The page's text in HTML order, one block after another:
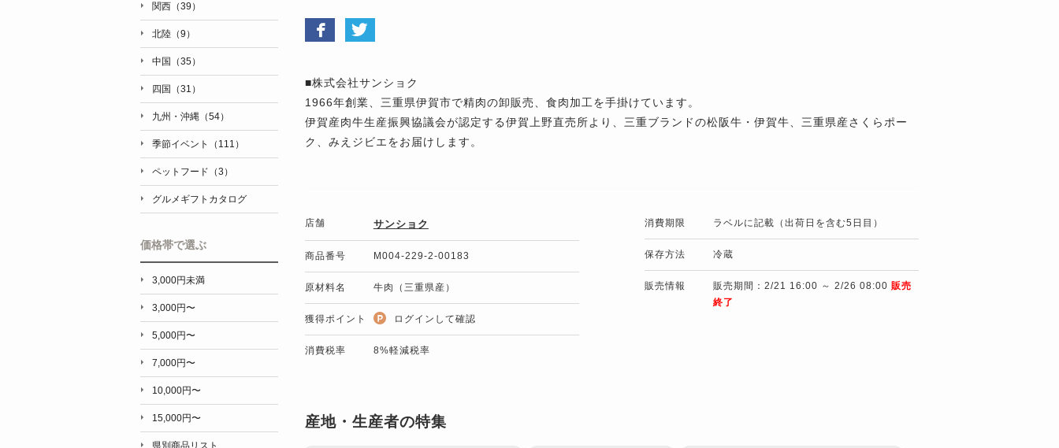
■株式会社サンショク
1966年創業、三重県伊賀市で精肉の卸販売、食肉加工を手掛けています。
伊賀産肉牛生産振興協議会が認定する伊賀上野直売所より、三重ブランドの松阪牛・伊賀牛、三重県産さくらポー
ク、みえジビエをお届けします。
店舗 サンショク
商品番号 M004-229-2-00183
原材料名 牛肉（三重県産）
獲得ポイント ログインして確認
消費税率 8%軽減税率
消費期限 ラベルに記載（出荷日を含む5日目）
保存方法 冷蔵
販売情報 販売期間：2/21 16:00 ～ 2/26 08:00 販売
終了
産地・生産者の特集
関西（39）
北陸（9）
中国（35）
四国（31）
九州・沖縄（54）
季節イベント（111）
ペットフード（3）
グルメギフトカタログ
価格帯で選ぶ
3,000円未満
3,000円〜
5,000円〜
7,000円〜
10,000円〜
15,000円〜
県別商品リスト